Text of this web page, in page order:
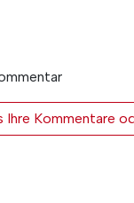
Ihre Kommentare